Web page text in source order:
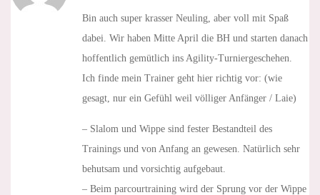
Bin auch super krasser Neuling, aber voll mit Spaß
dabei. Wir haben Mitte April die BH und starten danach
hoffentlich gemütlich ins Agility-Turniergeschehen.
Ich finde mein Trainer geht hier richtig vor: (wie
gesagt, nur ein Gefühl weil völliger Anfänger / Laie)
– Slalom und Wippe sind fester Bestandteil des
Trainings und von Anfang an gewesen. Natürlich sehr
behutsam und vorsichtig aufgebaut.
– Beim parcourtraining wird der Sprung vor der Wippe